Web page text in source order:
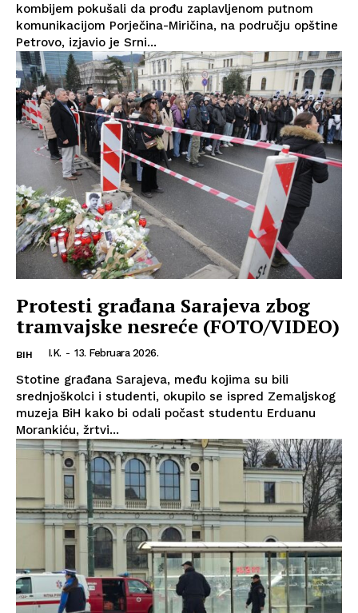
kombijem pokušali da prođu zaplavljenom putnom
komunikacijom Porječina-Miričina, na području opštine
Petrovo, izjavio je Srni...
Protesti građana Sarajeva zbog
tramvajske nesreće (FOTO/VIDEO)
BIH I.K. - 13. Februara 2026.
Stotine građana Sarajeva, među kojima su bili
srednjoškolci i studenti, okupilo se ispred Zemaljskog
muzeja BiH kako bi odali počast studentu Erduanu
Morankiću, žrtvi...